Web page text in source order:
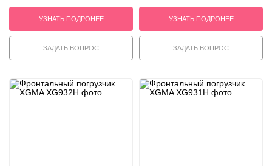
УЗНАТЬ ПОДРОНЕЕ
ЗАДАТЬ ВОПРОС
УЗНАТЬ ПОДРОНЕЕ
ЗАДАТЬ ВОПРОС